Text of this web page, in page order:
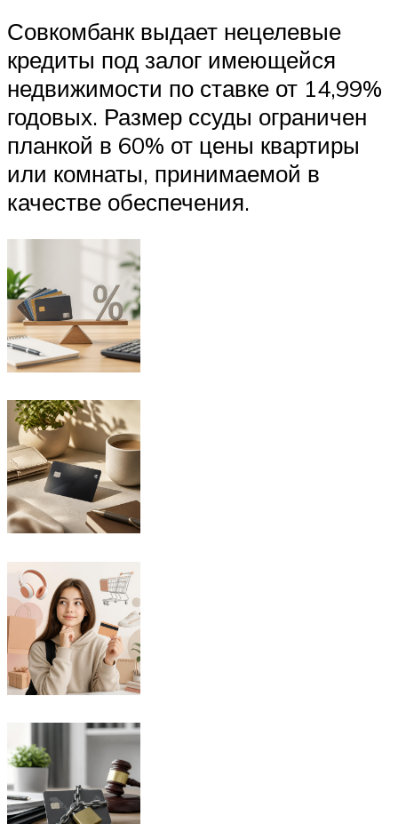
Совкомбанк выдает нецелевые
кредиты под залог имеющейся
недвижимости по ставке от 14,99%
годовых. Размер ссуды ограничен
планкой в 60% от цены квартиры
или комнаты, принимаемой в
качестве обеспечения.